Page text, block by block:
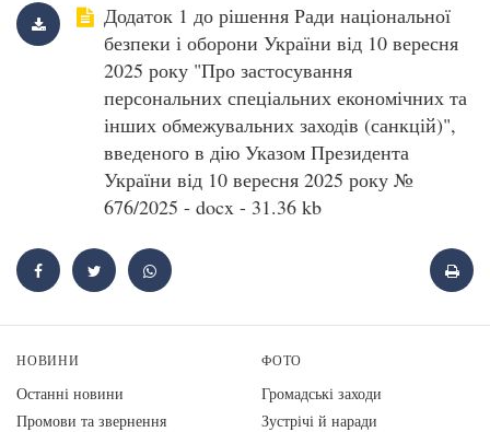
Додаток 1 до рішення Ради національної
безпеки і оборони України від 10 вересня
2025 року "Про застосування
персональних спеціальних економічних та
інших обмежувальних заходів (санкцій)",
введеного в дію Указом Президента
України від 10 вересня 2025 року №
676/2025 - docx - 31.36 kb
НОВИНИ
Останні новини
Промови та звернення
ФОТО
Громадські заходи
Зустрічі й наради